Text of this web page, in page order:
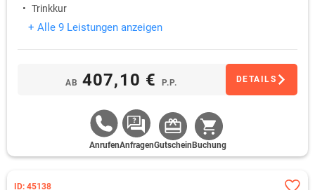
Trinkkur
+ Alle 9 Leistungen anzeigen
AB 407,10 € P.P. DETAILS
AnrufenAnfragenGutschein Buchung
ID: 45138